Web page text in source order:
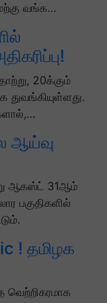
வங்க…
20க்கும்
துவங்கியுள்ளது.
ஆய்வு
ஆகஸ்ட் 31ஆம்
பகுதிகளில்
! தமிழக
வெற்றிகரமாக